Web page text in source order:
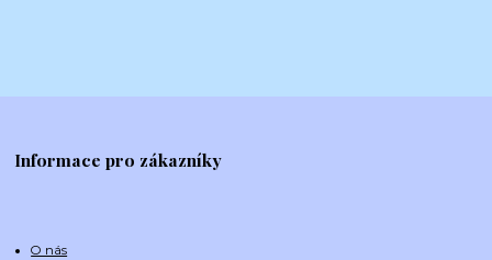
Informace pro zákazníky
O nás